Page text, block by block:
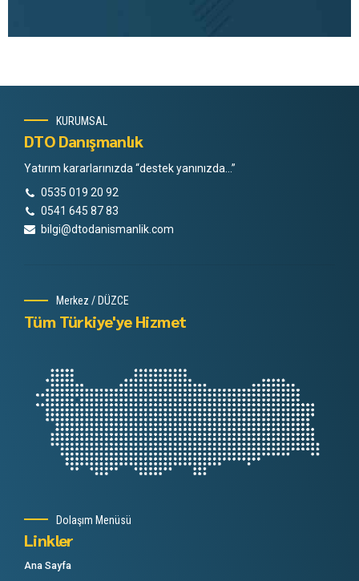
KURUMSAL
DTO Danışmanlık
Yatırım kararlarınızda “destek yanınızda…”
0535 019 20 92
0541 645 87 83
bilgi@dtodanismanlik.com
Merkez / DÜZCE
Tüm Türkiye'ye Hizmet
Dolaşım Menüsü
Linkler
Ana Sayfa